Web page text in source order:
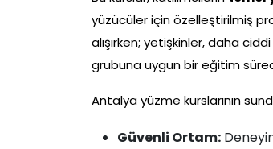
yüzücüler için özelleştirilmiş
alışırken; yetişkinler, daha
grubuna uygun bir eğitim
Antalya yüzme kurslarının
Güvenli Ortam: